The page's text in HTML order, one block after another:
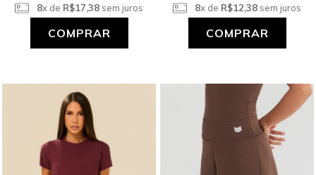
8x de R$17,38sem juros
COMPRAR
8x de R$12,38sem juros
COMPRAR